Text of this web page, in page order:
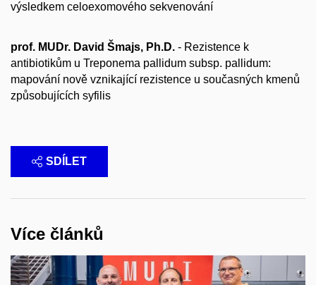
výsledkem celoexomového sekvenování
prof. MUDr. David Šmajs, Ph.D. - Rezistence k
antibiotikům u Treponema pallidum subsp. pallidum:
mapování nově vznikající rezistence u současných kmenů
způsobujících syfilis
SDÍLET
Více článků